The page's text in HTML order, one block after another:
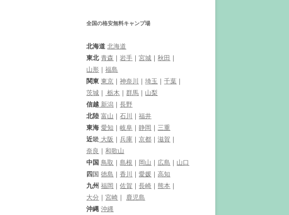
全国の格安無料キャンプ場
北海道 北海道
東北 青森 ｜岩手 ｜宮城 ｜秋田 ｜
山形 ｜福島
関東 東京 ｜神奈川 ｜埼玉 ｜千葉 ｜
茨城 ｜ 栃木 ｜群馬 ｜ 山梨
信越 新潟 ｜長野
北陸 富山 ｜石川 ｜福井
東海 愛知 ｜岐阜 ｜静岡 ｜ 三重
近畿 大阪 ｜兵庫 ｜京都 ｜滋賀 ｜
奈良 ｜和歌山
中国 鳥取 ｜島根 ｜ 岡山 ｜ 広島 ｜ 山口
四 国徳島 ｜香川 ｜愛媛 ｜高知
九州 福岡 ｜佐賀 ｜長崎 ｜ 熊本 ｜
大分 ｜宮崎 ｜ 鹿児島
沖縄 沖縄